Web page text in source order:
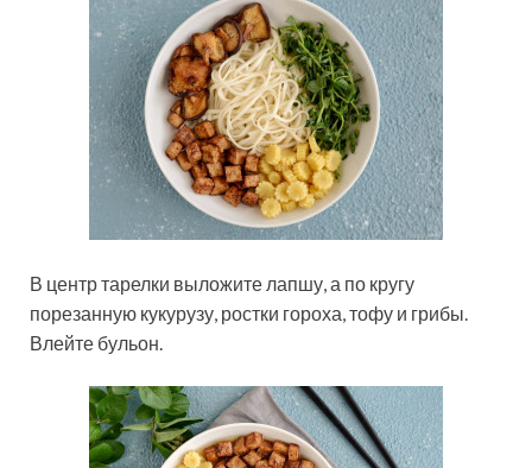
В центр тарелки выложите лапшу, а по кругу
порезанную кукурузу, ростки гороха, тофу и грибы.
Влейте бульон.